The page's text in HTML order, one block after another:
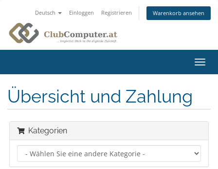
Deutsch Einloggen Registrieren Warenkorb ansehen
ein-/
Übersicht und Zahlung
Kategorien